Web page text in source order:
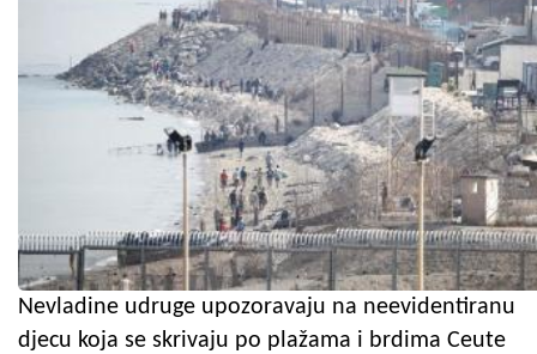
Nevladine udruge upozoravaju na neevidentiranu
djecu koja se skrivaju po plažama i brdima Ceute